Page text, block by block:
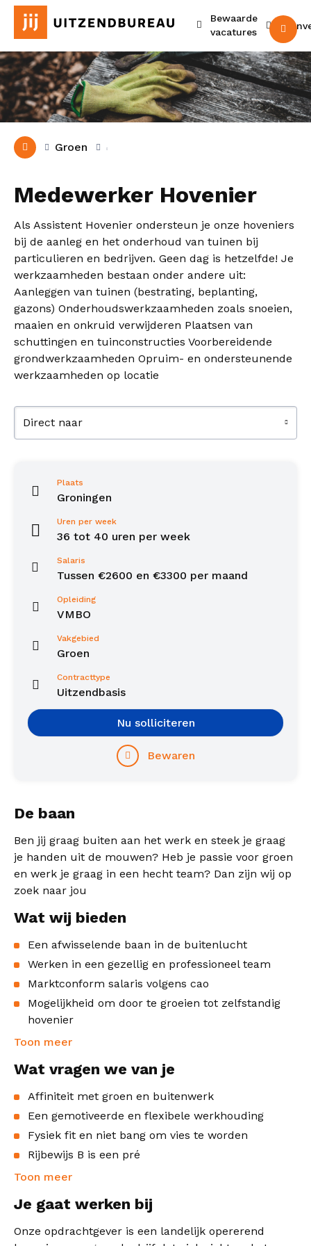
Bewaarde
vacatures
Groen
Medewerker Hovenier
Als Assistent Hovenier ondersteun je onze hoveniers
bij de aanleg en het onderhoud van tuinen bij
particulieren en bedrijven. Geen dag is hetzelfde! Je
werkzaamheden bestaan onder andere uit:
Aanleggen van tuinen (bestrating, beplanting,
gazons) Onderhoudswerkzaamheden zoals snoeien,
maaien en onkruid verwijderen Plaatsen van
schuttingen en tuinconstructies Voorbereidende
grondwerkzaamheden Opruim- en ondersteunende
werkzaamheden op locatie
Direct naar
Plaats
Groningen
Uren per week
36 tot 40 uren per week
Salaris
Tussen €2600 en €3300 per maand
Opleiding
VMBO
Vakgebied
Groen
Contracttype
Uitzendbasis
Nu solliciteren
Bewaren
De baan
Ben jij graag buiten aan het werk en steek je graag
je handen uit de mouwen? Heb je passie voor groen
en werk je graag in een hecht team? Dan zijn wij op
zoek naar jou
Wat wij bieden
Een afwisselende baan in de buitenlucht
Werken in een gezellig en professioneel team
Marktconform salaris volgens cao
Mogelijkheid om door te groeien tot zelfstandig
hovenier
Toon meer
Wat vragen we van je
Affiniteit met groen en buitenwerk
Een gemotiveerde en flexibele werkhouding
Fysiek fit en niet bang om vies te worden
Rijbewijs B is een pré
Toon meer
Je gaat werken bij
Onze opdrachtgever is een landelijk opererend